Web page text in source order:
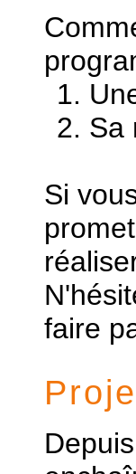
Sa
Si
faire